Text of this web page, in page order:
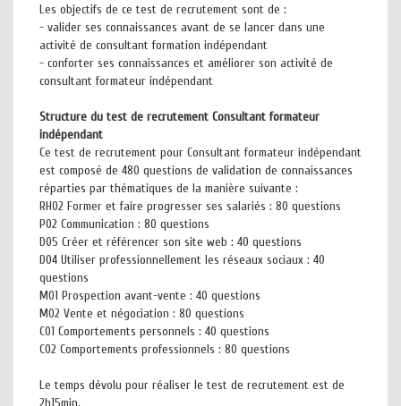
Les objectifs de ce test de recrutement sont de :
- valider ses connaissances avant de se lancer dans une
activité de consultant formation indépendant
- conforter ses connaissances et améliorer son activité de
consultant formateur indépendant
Structure du test de recrutement Consultant formateur
indépendant
Ce test de recrutement pour Consultant formateur indépendant
est composé de 480 questions de validation de connaissances
réparties par thématiques de la manière suivante :
RH02 Former et faire progresser ses salariés : 80 questions
P02 Communication : 80 questions
D05 Créer et référencer son site web : 40 questions
D04 Utiliser professionnellement les réseaux sociaux : 40
questions
M01 Prospection avant-vente : 40 questions
M02 Vente et négociation : 80 questions
C01 Comportements personnels : 40 questions
C02 Comportements professionnels : 80 questions
Le temps dévolu pour réaliser le test de recrutement est de
2h15min.